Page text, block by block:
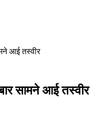
आई तस्वीर
सामने आई तस्वीर